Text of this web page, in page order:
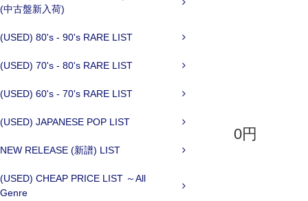
(中古盤新入荷)
(USED) 80's - 90's RARE LIST
(USED) 70's - 80's RARE LIST
(USED) 60's - 70's RARE LIST
(USED) JAPANESE POP LIST
NEW RELEASE (新譜) LIST
(USED) CHEAP PRICE LIST ～All
Genre
0円